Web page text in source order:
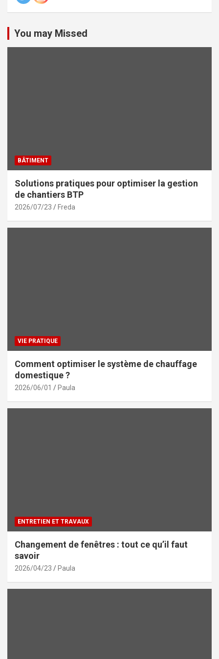
You may Missed
BÂTIMENT
Solutions pratiques pour optimiser la gestion
de chantiers BTP
2026/07/23 Freda
VIE PRATIQUE
Comment optimiser le système de chauffage
domestique ?
2026/06/01 Paula
ENTRETIEN ET TRAVAUX
Changement de fenêtres : tout ce qu’il faut
savoir
2026/04/23 Paula